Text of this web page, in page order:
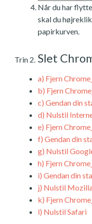
Når du har
skal du
papirkurven.
Trin 2. Slet
a) Fjern
b) Fjern
c) Gendan din
d) Nulstil
e) Fjern
f) Gendan din
g) Nulstil
h) Fjern
i) Gendan din
j) Nulstil
k) Fjern
l) Nulstil Safari